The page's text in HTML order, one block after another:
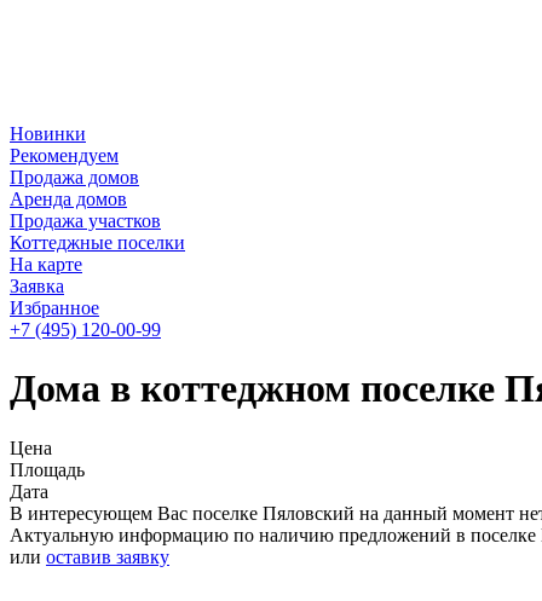
Новинки
Рекомендуем
Продажа домов
Аренда домов
Продажа участков
Коттеджные поселки
На карте
Заявка
Избранное
+7 (495) 120-00-99
Дома в коттеджном поселке
Цена
Площадь
Дата
В интересующем Вас поселке Пяловский на данный момент
Актуальную информацию по наличию предложений в
или оставив заявку